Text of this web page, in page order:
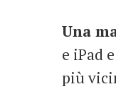
Una
e iPad
più